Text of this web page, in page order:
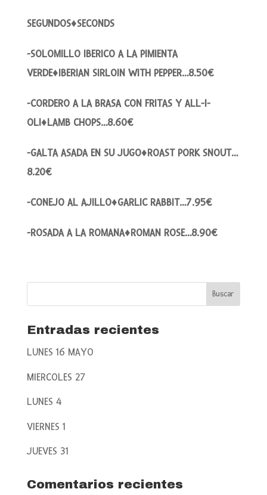
SEGUNDOS♦SECONDS
-SOLOMILLO IBERICO A LA PIMIENTA
VERDE♦IBERIAN SIRLOIN WITH PEPPER…8.50€
-CORDERO A LA BRASA CON FRITAS Y ALL-I-
OLI♦LAMB CHOPS…8.60€
-GALTA ASADA EN SU JUGO♦ROAST PORK SNOUT…
8.20€
-CONEJO AL AJILLO♦GARLIC RABBIT…7.95€
-ROSADA A LA ROMANA♦ROMAN ROSE…8.90€
Entradas recientes
LUNES 16 MAYO
MIERCOLES 27
LUNES 4
VIERNES 1
JUEVES 31
Comentarios recientes